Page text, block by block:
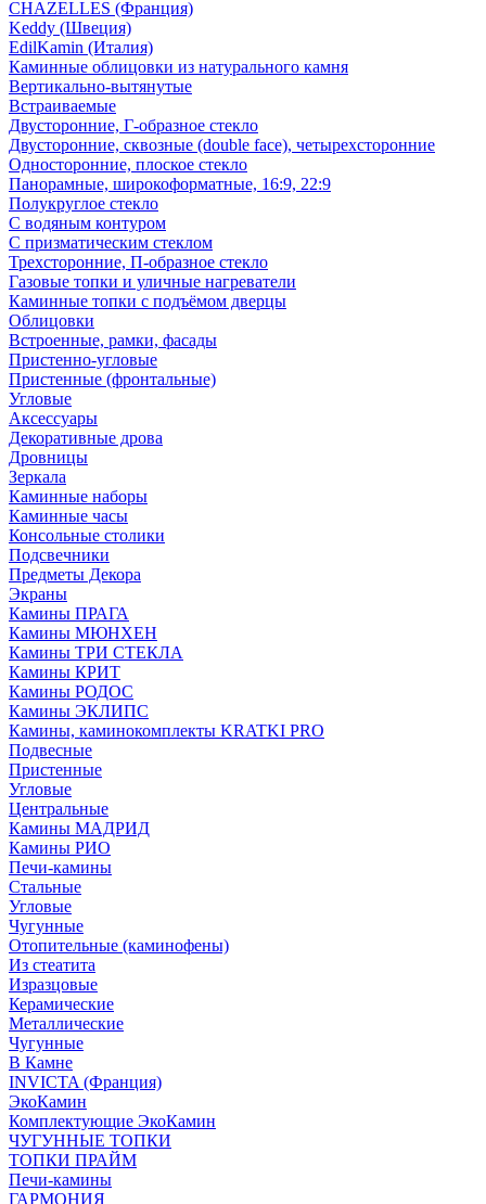
CHAZELLES (Франция)
Keddy (Швеция)
EdilKamin (Италия)
Каминные облицовки из натурального камня
Вертикально-вытянутые
Встраиваемые
Двусторонние, Г-образное стекло
Двусторонние, сквозные (double face), четырехсторонние
Односторонние, плоское стекло
Панорамные, широкоформатные, 16:9, 22:9
Полукруглое стекло
С водяным контуром
С призматическим стеклом
Трехсторонние, П-образное стекло
Газовые топки и уличные нагреватели
Каминные топки с подъёмом дверцы
Облицовки
Встроенные, рамки, фасады
Пристенно-угловые
Пристенные (фронтальные)
Угловые
Аксессуары
Декоративные дрова
Дровницы
Зеркала
Каминные наборы
Каминные часы
Консольные столики
Подсвечники
Предметы Декора
Экраны
Камины ПРАГА
Камины МЮНХЕН
Камины ТРИ СТЕКЛА
Камины КРИТ
Камины РОДОС
Камины ЭКЛИПС
Камины, каминокомплекты KRATKI PRO
Подвесные
Пристенные
Угловые
Центральные
Камины МАДРИД
Камины РИО
Печи-камины
Стальные
Угловые
Чугунные
Отопительные (каминофены)
Из стеатита
Изразцовые
Керамические
Металлические
Чугунные
В Камне
INVICTA (Франция)
ЭкоКамин
Комплектующие ЭкоКамин
ЧУГУННЫЕ ТОПКИ
ТОПКИ ПРАЙМ
Печи-камины
ГАРМОНИЯ